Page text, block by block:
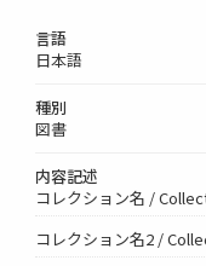
言語
日本語
種別
図書
内容記述
コレクション名 /
コレクション名2 /